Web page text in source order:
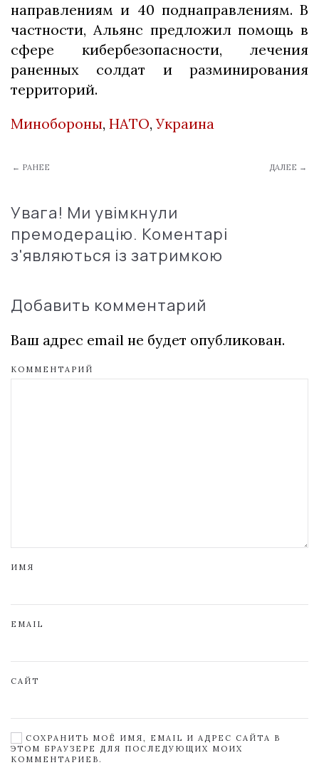
направлениям и 40 поднаправлениям. В
частности, Альянс предложил помощь в
сфере кибербезопасности, лечения
раненных солдат и разминирования
территорий.
Минобороны, НАТО,Украина
← РАНЕЕ ДАЛЕЕ →
Увага! Ми увімкнули
премодерацію. Коментарі
з'являються із затримкою
Добавить комментарий
Ваш адрес email не будет опубликован.
КОММЕНТАРИЙ
ИМЯ
EMAIL
САЙТ
СОХРАНИТЬ МОЁ ИМЯ, EMAIL И АДРЕС САЙТА В
ЭТОМ БРАУЗЕРЕ ДЛЯ ПОСЛЕДУЮЩИХ МОИХ
КОММЕНТАРИЕВ.